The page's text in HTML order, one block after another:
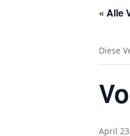
« Alle
Diese
April